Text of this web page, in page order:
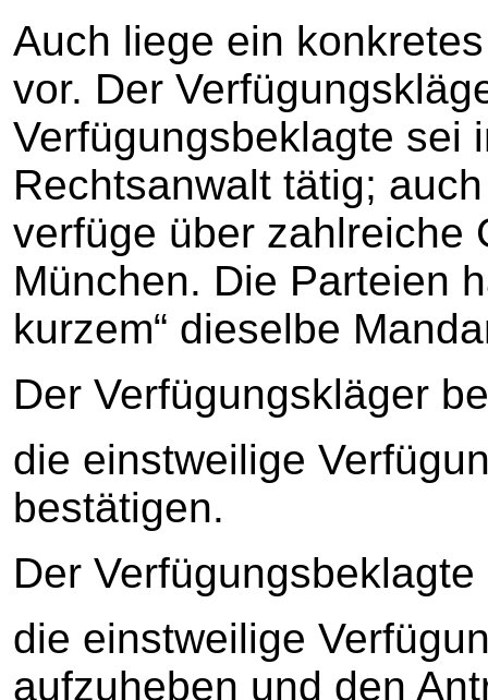
Auch liege ein
vor. Der
Verfügungsbeklagte sei
Rechtsanwalt tätig;
verfüge über zahlreiche
München. Die Parteien
kurzem“ dieselbe
Der Verfügungskläger
die einstweilige
bestätigen.
Der
die einstweilige
aufzuheben und den